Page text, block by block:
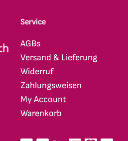
Service
AGBs
Versand & Lieferung
Widerruf
Zahlungsweisen
My Account
Warenkorb